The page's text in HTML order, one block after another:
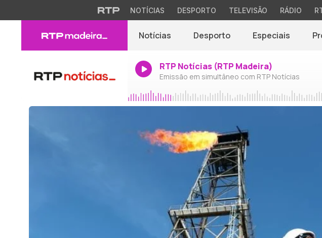
NOTÍCIAS DESPORTO TELEVISÃO RÁDIO
Notícias Desporto Especiais
RTP Notícias (RTP Madeira)
Emissão em simultâneo com RTP Notícias